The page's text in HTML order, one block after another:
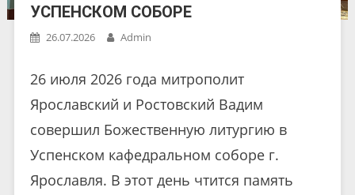
УСПЕНСКОМ СОБОРЕ
26.07.2026 Admin
26 июля 2026 года митрополит
Ярославский и Ростовский Вадим
совершил Божественную литургию в
Успенском кафедральном соборе г.
Ярославля. В этот день чтится память